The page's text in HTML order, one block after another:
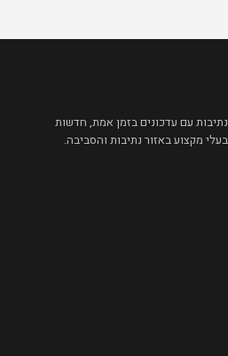
עם עדכונים בזמן אמת, חדשות
מקצוע באזור נתיבות והסביבה.